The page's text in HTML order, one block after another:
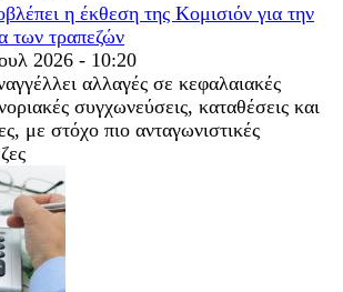
η έκθεση της Κομισιόν για την
των τραπεζών
2026 - 10:20
αλλαγές σε κεφαλαιακές
συγχωνεύσεις, καταθέσεις και
με στόχο πιο ανταγωνιστικές